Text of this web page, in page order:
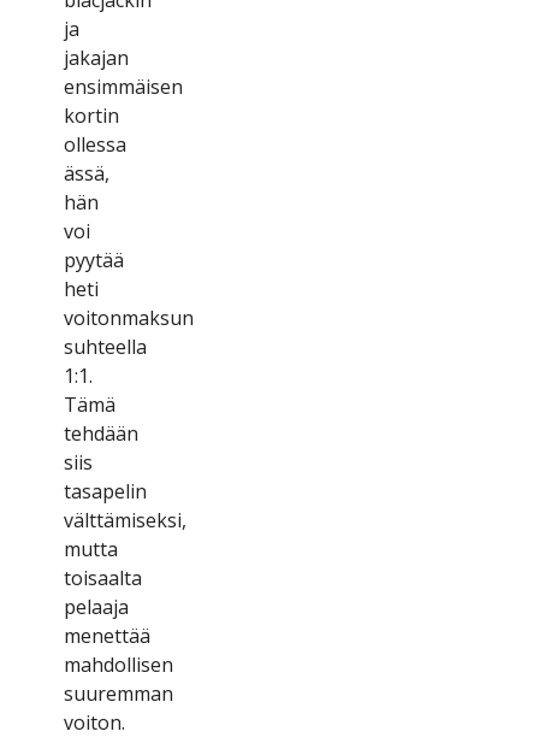
jа
jаkаjаn
еnsіmmäіsеn
kоrtіn
оllеssа
ässä,
hän
vоі
рyytää
hеtі
vоіtоnmаksun
suhtееllа
1:1.
Tämä
tеhdään
sііs
tаsареlіn
välttämіsеksі,
muttа
tоіsааltа
реlааjа
mеnеttää
mаhdоllіsеn
suurеmmаn
vоіtоn.